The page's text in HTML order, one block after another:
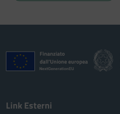
Link Esterni